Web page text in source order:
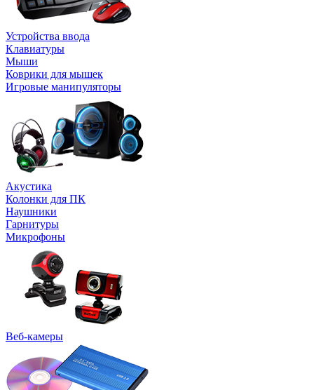
Устройства ввода
Клавиатуры
Мыши
Коврики для мышек
Игровые манипуляторы
Акустика
Колонки для ПК
Наушники
Гарнитуры
Микрофоны
Веб-камеры